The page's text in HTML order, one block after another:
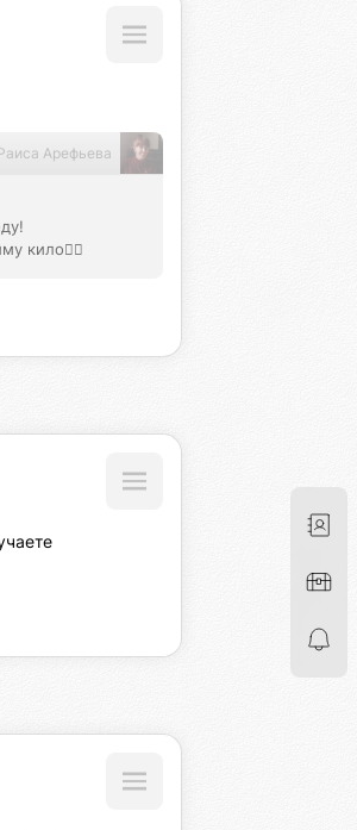
Арефьева
кило👍🏻